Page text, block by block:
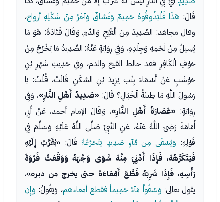
قَالَ: هَذَا فَلْيَذُوقُوهُ حَمِيمٌ وَغَسَّاقٌ وَآخَرُ مِنْ شَكْلِهِ أزواج،
وقال مجاهد: الصَّدِيدُ مِنَ الْقَيْحِ وَالدَّمِ. وَقَالَ قَتَادَةُ: هُوَ مَا
يُسِيلُ مِنْ لَحْمِهِ وَجِلْدِهِ، وَفِي رِوَايَةٍ عَنْهُ: الصَّدِيدُ مَا يَخْرُجُ مِنْ
جَوْفِ الْكَافِرِ فقد خالط القيح والدم، وفي حَدِيثِ شَهْرِ بْنِ
حَوْشَبٍ عَنْ أَسْمَاءَ بِنْتِ يَزِيدَ بْنِ السَّكَنِ قَالَتْ، قُلْتُ: يَا
رَسُولَ اللَّهِ مَا طِينَةُ الْخَبَالِ؟ قَالَ: «صَدِيدُ أَهْلِ النَّارِ»، وَفِي
رِوَايَةٍ: «عُصَارَةُ أَهْلِ النَّارِ»، وَقَالَ الإمام أحمد، عَنْ أَبِي
أُمَامَةَ رَضِيَ اللَّهُ عَنْهُ، عَنِ النَّبِيِّ صَلَّى اللَّهُ عَلَيْهِ وَسَلَّمَ فِي
قَوْلِهِ: وَيُسْقَى مِن مَّآءٍ صَدِيدٍ يَتَجَرَّعُهُقَالَ: «يُقَرَّبُ إِلَيْهِ
فَيَتَكَرَّهُهُ، فَإِذَا أُدْنِيَ مِنْهُ شَوَى وَجْهَهُ وَوَقَعَتْ فَرْوَةُ
رَأْسِهِ، فَإِذَا شَرِبَهُ قَطَّعَ أَمْعَاءَهُ حتى يخرج من دبره»،
يقول تعالى: وَسُقُواْ مَآءً حَمِيماً فقطع أمعاءهم، وَيَقُولُ: وَإِن